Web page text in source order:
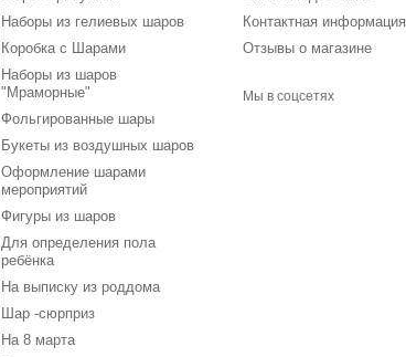
Наборы из гелиевых шаров
Коробка с Шарами
Наборы из шаров
"Мраморные"
Фольгированные шары
Букеты из воздушных шаров
Оформление шарами
мероприятий
Фигуры из шаров
Для определения пола
ребёнка
На выписку из роддома
Шар -сюрприз
На 8 марта
Контактная информация
Отзывы о магазине
Мы в соцсетях